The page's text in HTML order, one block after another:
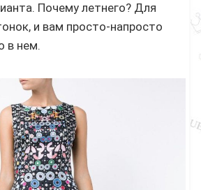
Почему летнего? Для
и вам просто-напросто
в нем.